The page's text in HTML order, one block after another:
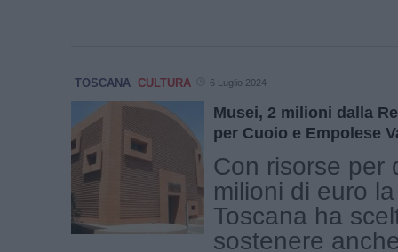
TOSCANA CULTURA 6 Luglio 2024
Musei, 2 milioni dalla
per Cuoio e Empolese
Con risorse per
milioni di euro
Toscana ha
sostenere